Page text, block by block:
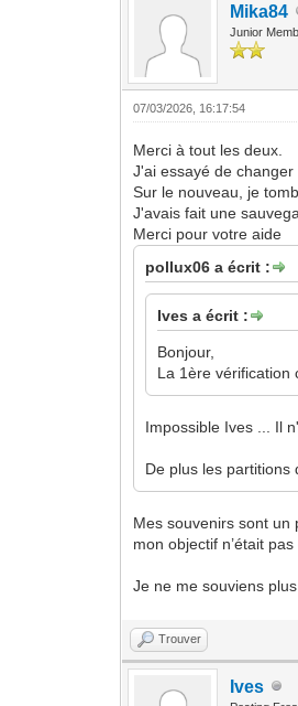
Mika84
Junior
07/03/2026, 16:17:54
Merci à tout les deux.
J'ai essayé de
Sur le nouveau, je
J'avais fait une
Merci pour votre aide
pollux06 a écrit :
Ives a écrit :
Bonjour,
La 1ère vérification
Impossible Ives ... Il
De plus les partitions
Mes souvenirs sont un
mon objectif n’était
Je ne me souviens
Trouver
Ives